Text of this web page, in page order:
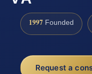
1997 Founded
Request a